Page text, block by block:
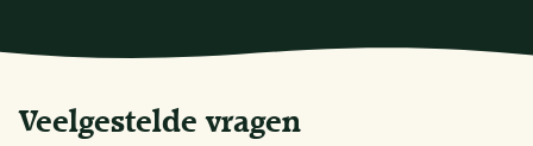
Veelgestelde vragen